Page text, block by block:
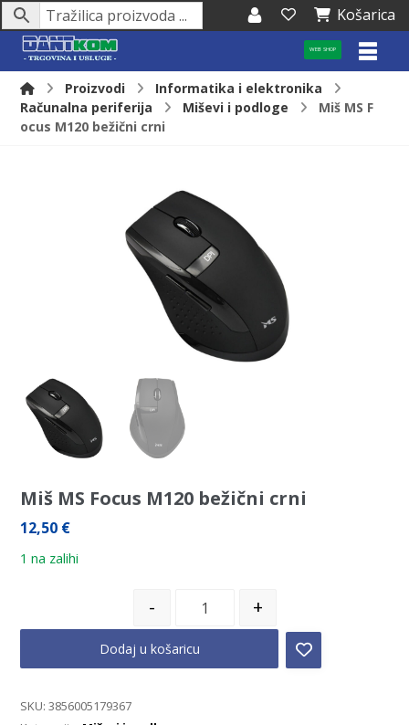
Košarica
WEB SHOP
Proizvodi
Informatika i elektronika
Računalna periferija
Miševi i podloge
Miš MS F
ocus M120 bežični crni
Miš MS Focus M120 bežični crni
12,50 €
1 na zalihi
- +
Dodaj u košaricu
SKU:3856005179367